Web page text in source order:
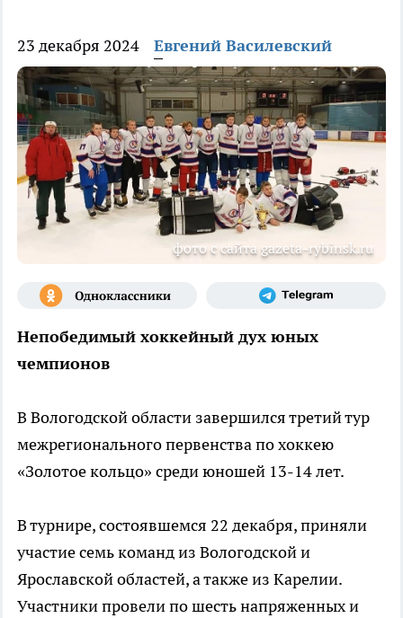
23 декабря 2024 Евгений Василевский
фото с сайта gazeta-rybinsk.ru
Непобедимый хоккейный дух юных
чемпионов
В Вологодской области завершился третий тур
межрегионального первенства по хоккею
«Золотое кольцо» среди юношей 13-14 лет.
В турнире, состоявшемся 22 декабря, приняли
участие семь команд из Вологодской и
Ярославской областей, а также из Карелии.
Участники провели по шесть напряженных и